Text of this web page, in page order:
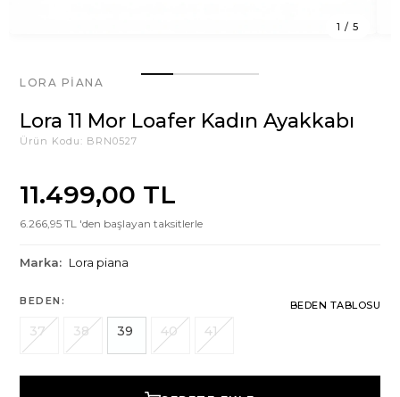
1 / 5
LORA PIANA
Lora 11 Mor Loafer Kadın Ayakkabı
Ürün Kodu: BRN0527
11.499,00 TL
6.266,95 TL 'den başlayan taksitlerle
Marka: Lora piana
BEDEN: BEDEN TABLOSU
37 38 39 40 41